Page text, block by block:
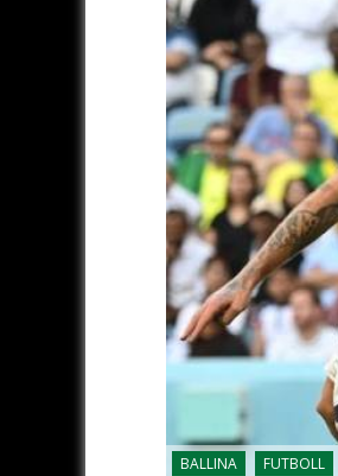
BALLINA FUTBOLL